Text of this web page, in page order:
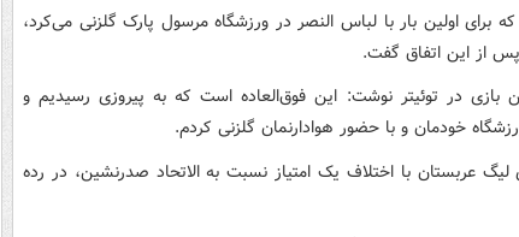
که برای اولین بار با لباس النصر در ورزشگاه مرسول پارک گلزنی می‌کرد،
از این اتفاق گفت.
بازی در توئیتر نوشت: این فوق‌العاده است که به پیروزی رسیدیم و
خودمان و با حضور هوادارنمان گلزنی کردم.
عربستان با اختلاف یک امتیاز نسبت به الاتحاد صدرنشین، در رده